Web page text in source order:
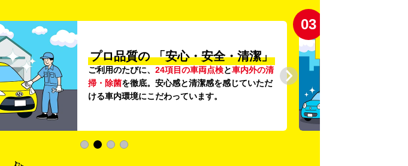
プロ品質の 「安心・安全・清潔」
ご利用のたびに、 24項目の車両点検と車内外の清
掃・除菌を徹底。安心感と清潔感を感じていただ
ける車内環境にこだわっています。
03